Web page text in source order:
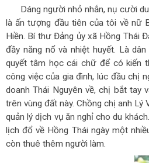
Dáng người nhỏ nhắn, nụ cười
là ấn tượng đầu tiên của tôi về nữ
Hiền. Bí thư Đảng ủy xã Hồng Thái
đầy năng nổ và nhiệt huyết. Là
quyết tâm học cái chữ để có kiến
công việc của gia đình, lúc đầu chị
doanh Thái Nguyên về, chị bắt tay
trên vùng đất này. Chồng chị anh
quản lý dịch vụ ăn nghỉ cho du
lịch đổ về Hồng Thái ngày một
còn thuê thêm người làm.